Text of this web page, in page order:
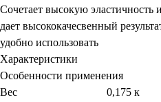
Сочетает высокую эластичность
дает высококачесвенный
удобно использовать
Характеристики
Особенности применения
Вес
0,175 к